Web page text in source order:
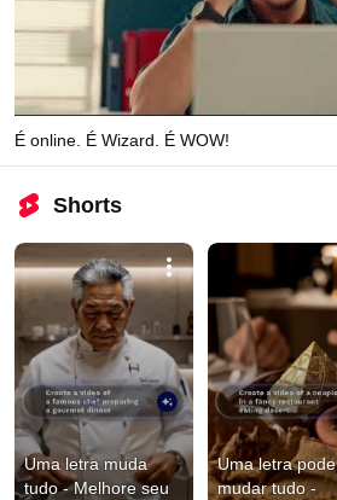
É online. É Wizard. É WOW!
Shorts
Uma letra muda
tudo - Melhore seu
Uma letra pode
mudar tudo -